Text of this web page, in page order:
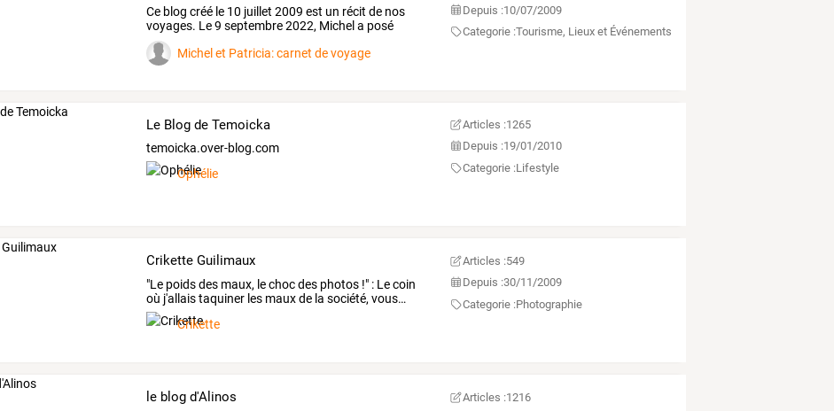
Ce blog créé le 10 juillet 2009 est un récit de nos
voyages. Le9 septembre2022, Michel a posé
pour
Michel et Patricia: carnet de voyage
Depuis :10/07/2009
Categorie :Tourisme, Lieux et Événements
Le Blog de Temoicka
temoicka.over-blog.com
Ophélie
Articles :1265
Depuis :19/01/2010
Categorie :Lifestyle
Crikette Guilimaux
"Le poidsdes maux, lechocdes photos !" : Lecoin
où j'allaistaquiner les mauxde la société, vous…
Crikette
Articles :549
Depuis :30/11/2009
Categorie :Photographie
le blog d'Alinos Articles :1216